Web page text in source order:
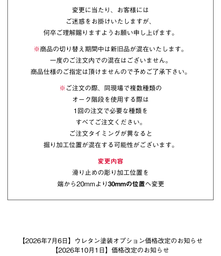
変更に当たり、お客様には
ご迷惑をお掛けいたしますが、
何卒ご理解賜りますようお願い申し上げます。
※商品の切り替え期間中は新旧品が混在いたします。
一度のご注文内での混在はございません。
商品仕様のご指定は頂けませんので予めご了承下さい。
※ ご注文の際、同現場で複数種類の
オーク階段を使用する際は
1回の注文で必要な種類を
すべてご注文ください。
ご注文タイミングが異なると
掘り加工位置が混在する可能性がございます。
変更内容
滑り止めの彫り加工位置を
端から20mmより 30mmの位置へ変更
【2026年7月6日】ウレタン塗装オプション価格改定のお知らせ
【2026年10月1日】価格改定のお知らせ